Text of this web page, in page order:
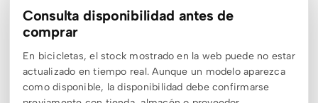
Consulta disponibilidad antes de
comprar
En bicicletas, el stock mostrado en la web puede no estar
actualizado en tiempo real. Aunque un modelo aparezca
como disponible, la disponibilidad debe confirmarse